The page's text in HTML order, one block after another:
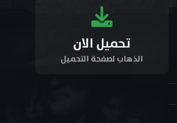
تحميل الان
الذهاب لصفحة التحميل